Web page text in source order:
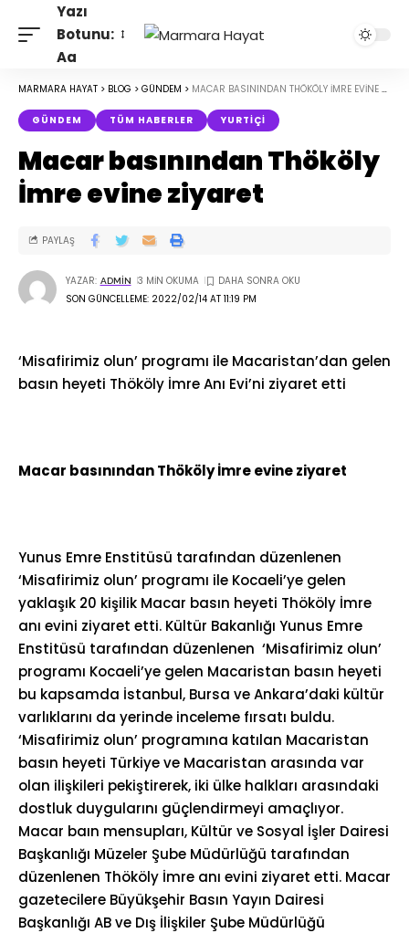
Yazı
Botunu:
Aa
MARMARA HAYAT > BLOG > GÜNDEM > MACAR BASININDAN THÖKÖLY İMRE EVINE ZIYARET
GÜNDEM TÜM HABERLER YURTIÇI
Macar basınından Thököly
İmre evine ziyaret
SON GÜNCELLEME: 2022/02/14 AT 11:19 PM
YAZAR: ADMIN 3 MIN OKUMA
PAYLAŞ
‘Misafirimiz olun’ programı ile Macaristan’dan gelen
basın heyeti Thököly İmre Anı Evi’ni ziyaret etti
Macar basınından Thököly İmre evine ziyaret
Yunus Emre Enstitüsü tarafından düzenlenen
‘Misafirimiz olun’ programı ile Kocaeli’ye gelen
yaklaşık 20 kişilik Macar basın heyeti Thököly İmre
anı evini ziyaret etti. Kültür Bakanlığı Yunus Emre
Enstitüsü tarafından düzenlenen ‘Misafirimiz olun’
programı Kocaeli’ye gelen Macaristan basın heyeti
bu kapsamda İstanbul, Bursa ve Ankara’daki kültür
varlıklarını da yerinde inceleme fırsatı buldu.
‘Misafirimiz olun’ programına katılan Macaristan
basın heyeti Türkiye ve Macaristan arasında var
olan ilişkileri pekiştirerek, iki ülke halkları arasındaki
dostluk duygularını güçlendirmeyi amaçlıyor.
Macar baın mensupları, Kültür ve Sosyal İşler Dairesi
Başkanlığı Müzeler Şube Müdürlüğü tarafından
düzenlenen Thököly İmre anı evini ziyaret etti. Macar
gazetecilere Büyükşehir Basın Yayın Dairesi
Başkanlığı AB ve Dış İlişkiler Şube Müdürlüğü